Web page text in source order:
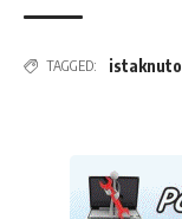
TAGGED: istaknuto